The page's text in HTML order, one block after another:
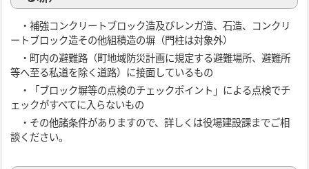
・補強コンクリートブロック造及びレンガ造、石造、コンクリ
ートブロック造その他組積造の塀（門柱は対象外）
・町内の避難路（町地域防災計画に規定する避難場所、避難所
等へ至る私道を除く道路）に接面しているもの
・「ブロック塀等の点検のチェックポイント」による点検でチ
ェックがすべてに入らないもの
・その他諸条件がありますので、詳しくは役場建設課までご相
談ください。